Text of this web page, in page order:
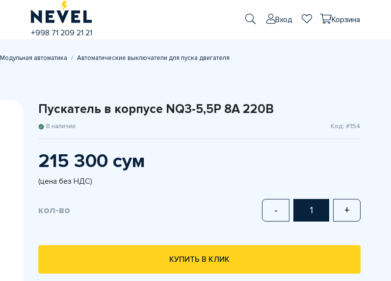
+998 71 209 21 21
Вход Корзина
Модульная автоматика
Автоматические выключатели для пуска двигателя
Пускатель в корпусе NQ3-5,5P 8A 220В
В наличии Код: #154
215 300 сум
(цена без НДС)
кол-во - +
КУПИТЬ В КЛИК